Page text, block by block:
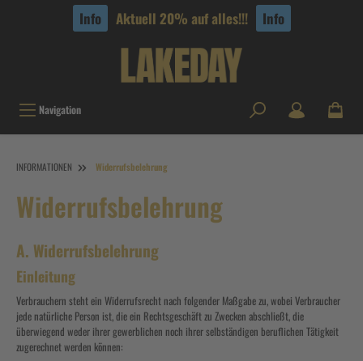
Info Aktuell 20% auf alles!!! Info
Navigation
INFORMATIONEN Widerrufsbelehrung
Widerrufsbelehrung
A. Widerrufsbelehrung
Einleitung
Verbrauchern steht ein Widerrufsrecht nach folgender Maßgabe zu, wobei Verbraucher
jede natürliche Person ist, die ein Rechtsgeschäft zu Zwecken abschließt, die
überwiegend weder ihrer gewerblichen noch ihrer selbständigen beruflichen Tätigkeit
zugerechnet werden können: